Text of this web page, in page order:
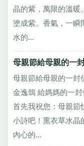
晶的紫，萬限的溫暖
塗成紫。香氣，一瞬
水的...
母親節給母親的一
母親節給母親的一封
金逸鴿 給媽媽的一
首先我祝您：母親節
小詩吧！熏衣草水晶
內心的...